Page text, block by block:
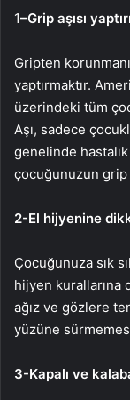
1–Grip aşısı
Gripten
yaptırmaktır.
üzerindeki tüm
Aşı, sadece
genelinde
çocuğunuzun grip
2-El hijyenine
Çocuğunuza sık
hijyen
ağız ve gözlere
yüzüne
3-Kapalı ve